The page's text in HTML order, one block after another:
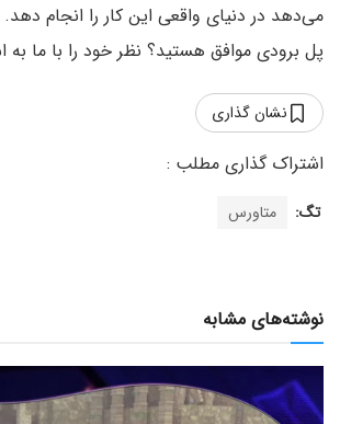
می‌دهد در دنیای واقعی این کار را انجام دهد.
پل برودی موافق هستید؟ نظر خود را با ما به
نشان گذاری
تگ: متاورس
نوشته‌های مشابه